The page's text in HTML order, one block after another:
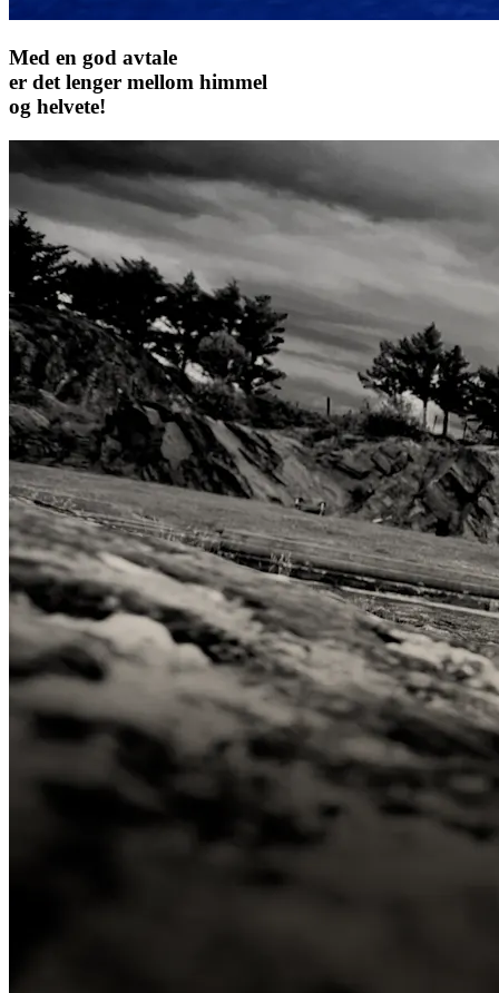
Med en god avtale
er det lenger mellom himmel
og helvete!